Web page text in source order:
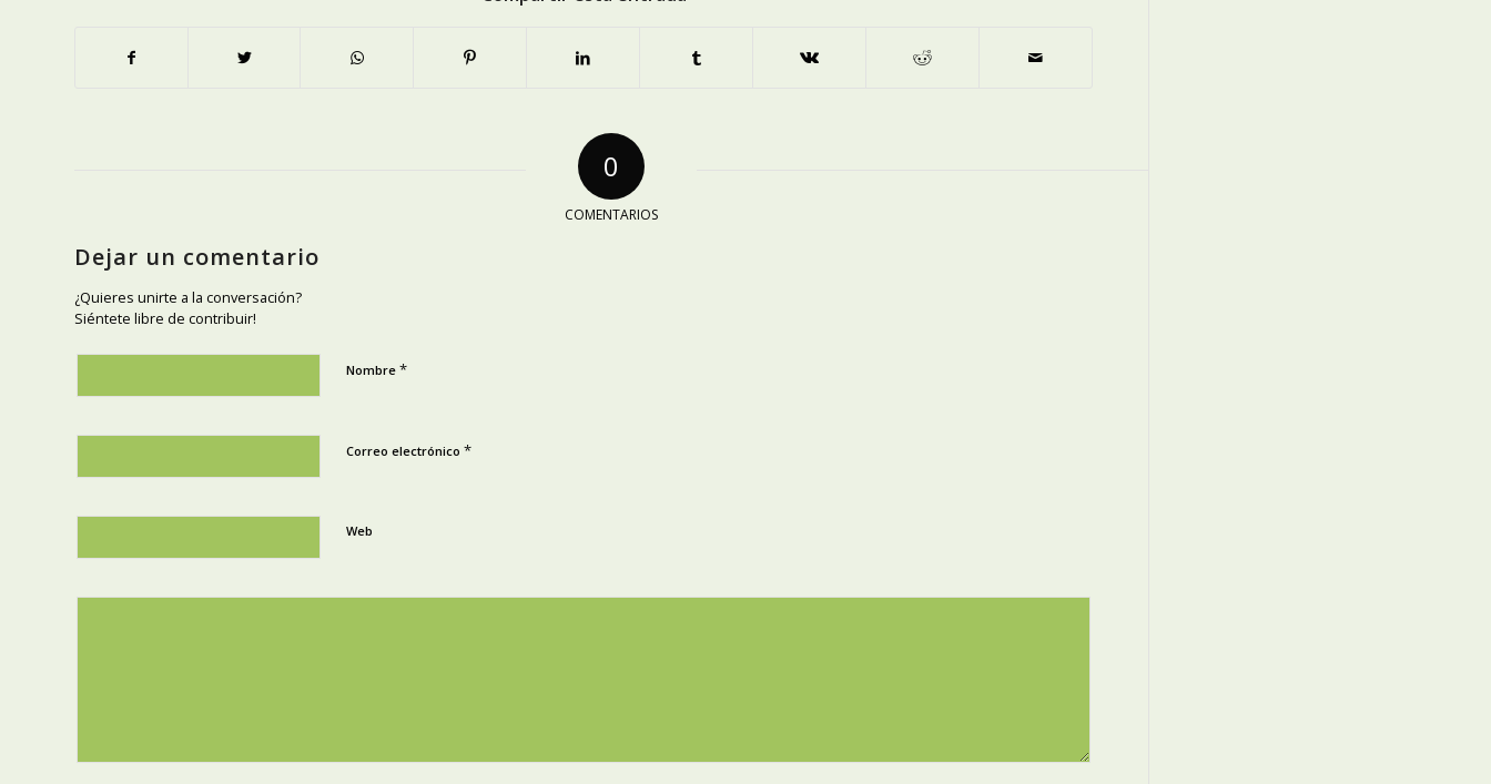
0
COMENTARIOS
Dejar un comentario
¿Quieres unirte a la conversación?
Siéntete libre de contribuir!
Nombre *
Correo electrónico *
Web